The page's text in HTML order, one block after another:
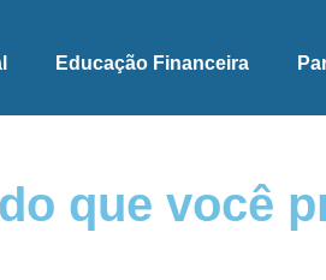
Educação Financeira
que você